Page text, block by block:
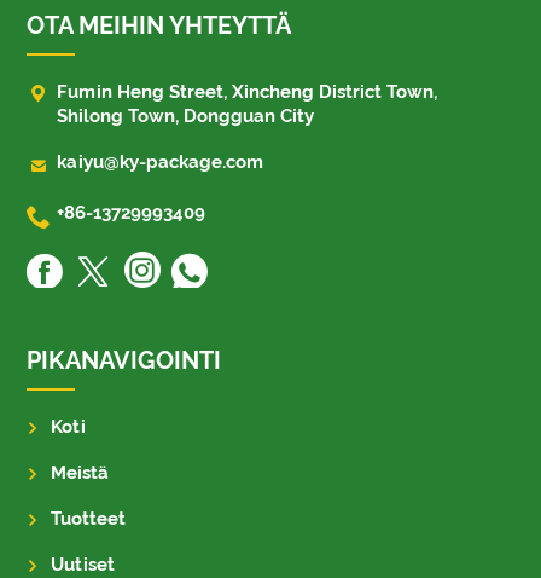
OTA MEIHIN YHTEYTTÄ

Fumin Heng Street, Xincheng District Town,
Shilong Town, Dongguan City
 kaiyu@ky-package.com
 +86-13729993409
PIKANAVIGOINTI
Koti
Meistä
Tuotteet
Uutiset